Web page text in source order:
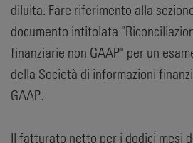
diluita. Fare riferimento alla
documento intitolata
finanziarie non GAAP" per un
della Società di informazioni
GAAP.
Il fatturato netto per i dodici mesi